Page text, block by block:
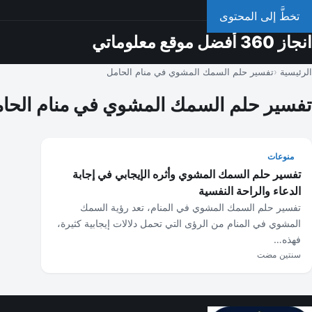
تخطَّ إلى المحتوى
الجمعة، 7 أغسطس 2026
انجاز 360 أفضل موقع معلوماتي
الرئيسية تفسير حلم السمك المشوي في منام الحامل
تفسير حلم السمك المشوي في منام
منوعات
تفسير حلم السمك المشوي وأثره الإيجابي في إجابة
الدعاء والراحة النفسية
تفسير حلم السمك المشوي في المنام، تعد رؤية السمك
المشوي في المنام من الرؤى التي تحمل دلالات إيجابية كثيرة،
فهذه…
سنتين مضت